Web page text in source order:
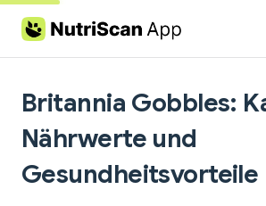
Skip to content
Britannia Gobbles:
Nährwerte und
Gesundheitsvorteile